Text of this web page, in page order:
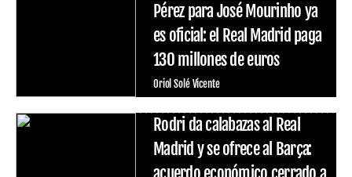
Pérez para José Mourinho ya
es oficial: el Real Madrid paga
130 millones de euros
Oriol Solé Vicente
Rodri da calabazas al Real
Madrid y se ofrece al Barça:
acuerdo económico cerrado a